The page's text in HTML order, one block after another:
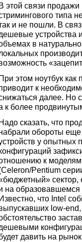
этой связи
типа
и не пошли. В
устройства
в
этом ноутбук как
к
далее. Но
к более
сказать, что
обороты еще
у опытных
к моделям
Pentium
сектор,
на
что Intel
low-
давить на